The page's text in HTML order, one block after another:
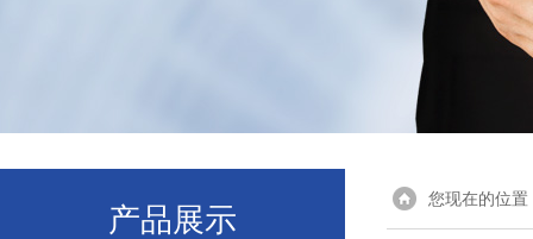
产品展示
您现在的位置